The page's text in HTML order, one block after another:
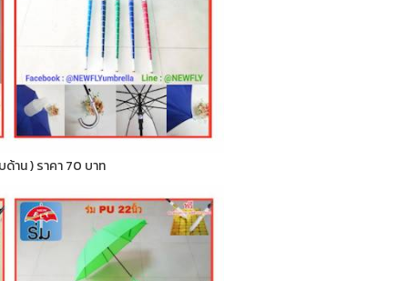
ด้าน ) ราคา 70 บาท